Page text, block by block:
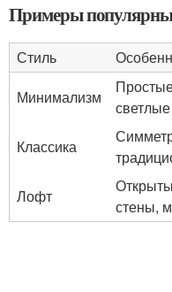
Примеры
Стиль
Минимализм
Классика
Лофт
стены,